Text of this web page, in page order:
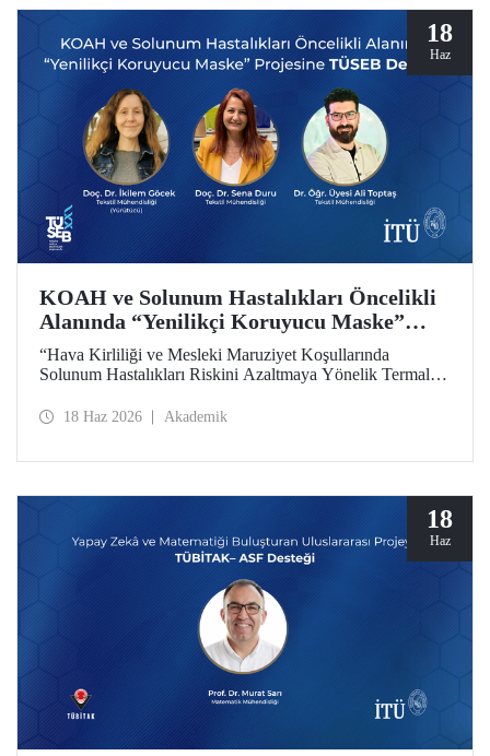
18
Haz
KOAH ve Solunum Hastalıkları Öncelikli
Alanında “Yenilikçi Koruyucu Maske”
Projesine TÜSEB Desteği
“Hava Kirliliği ve Mesleki Maruziyet Koşullarında
Solunum Hastalıkları Riskini Azaltmaya Yönelik Termal
Sisteminin Geliştirilmesi” başlıklı proje, Türkiye Sağlık
18 Haz 2026 Akademik
18
Haz